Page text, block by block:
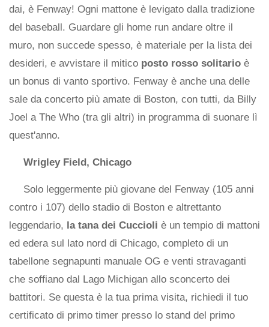
dai, è Fenway! Ogni mattone è levigato dalla tradizione
del baseball. Guardare gli home run andare oltre il
muro, non succede spesso, è materiale per la lista dei
desideri, e avvistare il mitico posto rosso solitario è
un bonus di vanto sportivo. Fenway è anche una delle
sale da concerto più amate di Boston, con tutti, da Billy
Joel a The Who (tra gli altri) in programma di suonare lì
quest'anno.
Wrigley Field, Chicago
Solo leggermente più giovane del Fenway (105 anni
contro i 107) dello stadio di Boston e altrettanto
leggendario, la tana dei Cuccioli è un tempio di mattoni
ed edera sul lato nord di Chicago, completo di un
tabellone segnapunti manuale OG e venti stravaganti
che soffiano dal Lago Michigan allo sconcerto dei
battitori. Se questa è la tua prima visita, richiedi il tuo
certificato di primo timer presso lo stand del primo